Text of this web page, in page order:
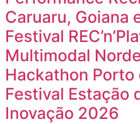
Caruaru, Goiana
Festival
Multimodal
Hackathon Porto
Festival Estação
Inovação 2026